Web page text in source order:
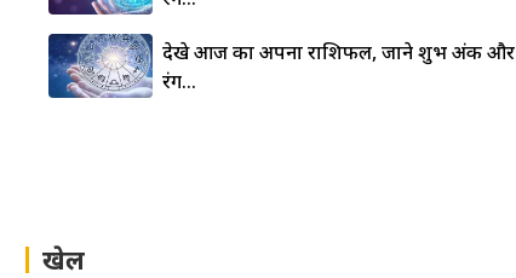
देखे आज का अपना राशिफल, जाने शुभ अंक और
रंग…
खेल